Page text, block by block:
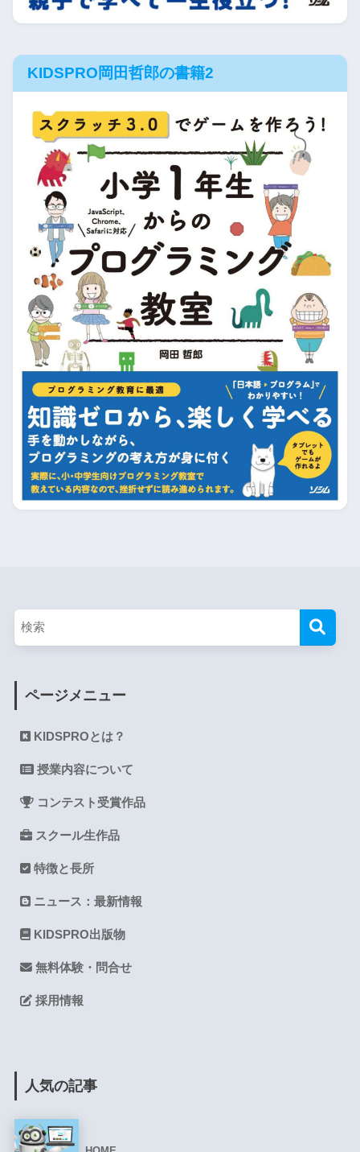
KIDSPRO岡田哲郎の書籍2
ページメニュー
KIDSPROとは？
授業内容について
コンテスト受賞作品
スクール生作品
特徴と長所
ニュース：最新情報
KIDSPRO出版物
無料体験・問合せ
採用情報
人気の記事